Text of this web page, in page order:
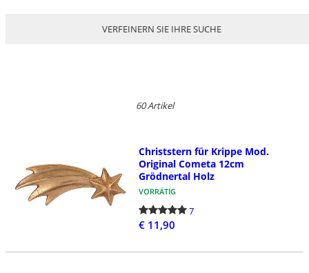
VERFEINERN SIE IHRE SUCHE
60 Artikel
Christstern für Krippe Mod.
Original Cometa 12cm
Grödnertal Holz
VORRÄTIG
7
€ 11,90